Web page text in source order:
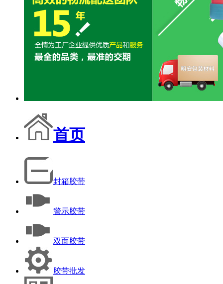
首页
封箱胶带
警示胶带
双面胶带
胶带批发